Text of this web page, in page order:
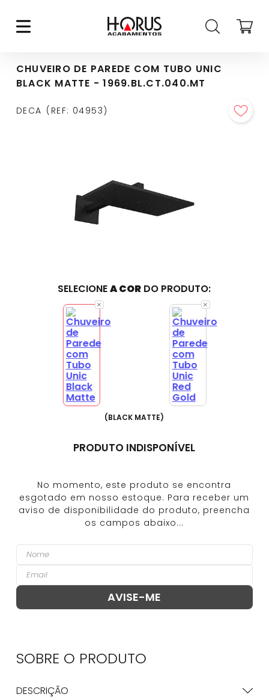
CHUVEIRO DE PAREDE COM TUBO UNIC
BLACK MATTE - 1969.BL.CT.040.MT
DECA REF: 04953
SELECIONEA COR DO PRODUTO:
(BLACK MATTE)
PRODUTO INDISPONÍVEL
SOBRE O PRODUTO
DESCRIÇÃO